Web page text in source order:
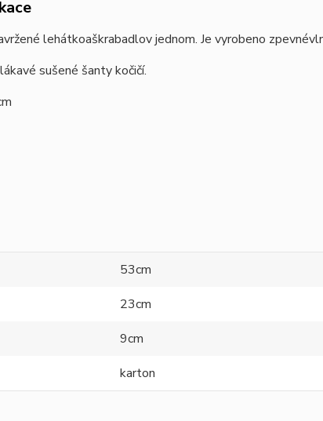
lehátkoaškrabadlov jednom. Je vyrobeno zpevné
sušené šanty kočičí.
53cm
23cm
9cm
karton